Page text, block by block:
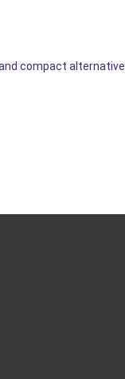
compact